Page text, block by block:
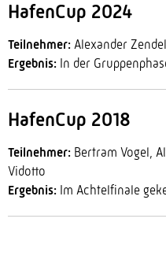
HafenCup 2024
Teilnehmer: Alexander
Ergebnis: In der
HafenCup 2018
Teilnehmer: Bertram Vogel,
Vidotto
Ergebnis: Im Achtelfinale